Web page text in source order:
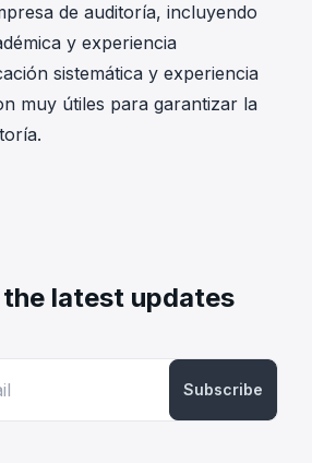
de auditoría, incluyendo
y experiencia
sistemática y experiencia
muy útiles para garantizar la
latest updates
Subscribe